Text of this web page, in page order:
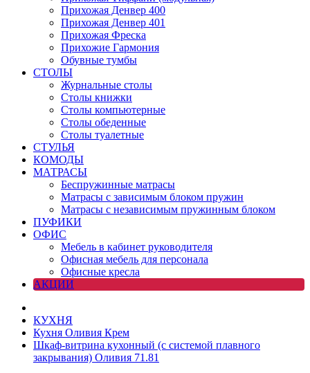
Прихожая Денвер 400
Прихожая Денвер 401
Прихожая Фреска
Прихожие Гармония
Обувные тумбы
СТОЛЫ
Журнальные столы
Столы книжки
Столы компьютерные
Столы обеденные
Столы туалетные
СТУЛЬЯ
КОМОДЫ
МАТРАСЫ
Беспружинные матрасы
Матрасы с зависимым блоком пружин
Матрасы с независимым пружинным блоком
ПУФИКИ
ОФИС
Мебель в кабинет руководителя
Офисная мебель для персонала
Офисные кресла
АКЦИИ
КУХНЯ
Кухня Оливия Крем
Шкаф-витрина кухонный (с системой плавного
закрывания) Оливия 71.81